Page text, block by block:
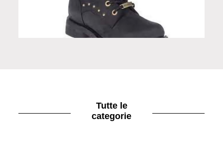
Anfibi Barlyn donna
Tutte le
categorie